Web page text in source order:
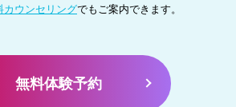
カウンセリングでもご案内できます。
無料体験予約